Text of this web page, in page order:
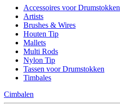
Accessoires voor Drumstokken
Artists
Brushes & Wires
Houten Tip
Mallets
Multi Rods
Nylon Tip
Tassen voor Drumstokken
Timbales
Cimbalen